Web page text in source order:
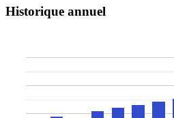
Historique annuel